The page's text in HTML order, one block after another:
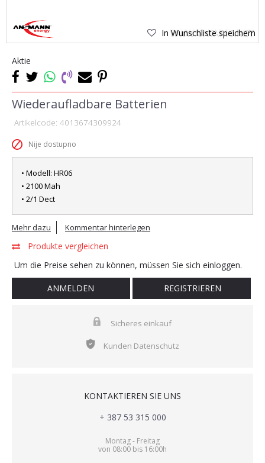
In Wunschliste speichern
Aktie
Wiederaufladbare Batterien
Artikelcode: 4013674309924
Nije dostupno
• Modell: HR06
• 2100 Mah
• 2/1 Dect
Mehr dazu Kommentar hinterlegen
Produkte vergleichen
Um die Preise sehen zu können, müssen Sie sich einloggen.
ANMELDEN REGISTRIEREN
Sicheres einkauf
Kunden Datenschutz
KONTAKTIEREN SIE UNS
+ 387 53 315 000
Montag - Freitag
von 08:00 bis 16:00h